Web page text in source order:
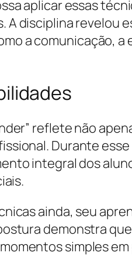
aplicar essas
disciplina revelou
a comunicação, a
reflete não
Durante
integral dos
ainda, seu
demonstra
simples